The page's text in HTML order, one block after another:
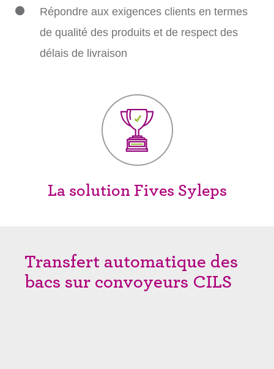
Répondre aux exigences clients en termes
de qualité des produits et de respect des
délais de livraison
La solution Fives Syleps
Transfert automatique des
bacs sur convoyeurs CILS